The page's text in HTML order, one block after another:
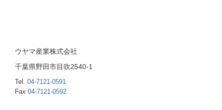
ウヤマ産業株式会社
千葉県野田市目吹2540-1
Tel. 04-7121-0591
Fax 04-7121-0592